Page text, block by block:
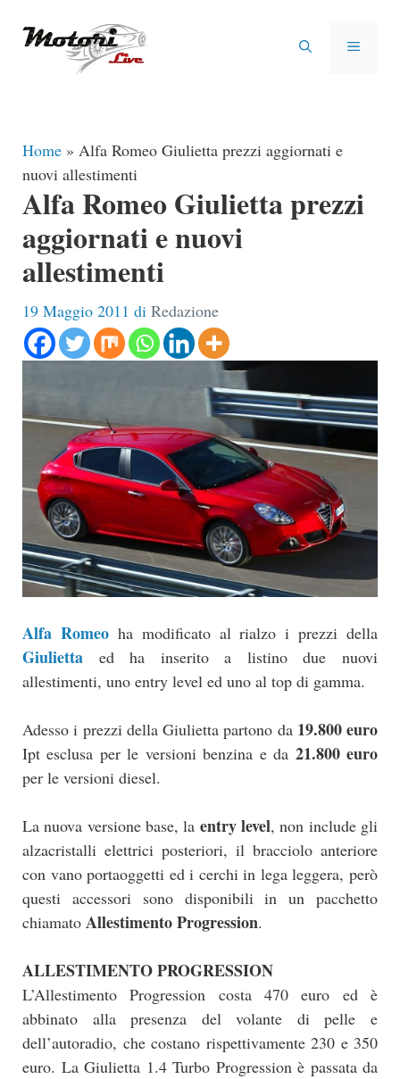
MENU
Home » Alfa Romeo Giulietta prezzi aggiornati e
nuovi allestimenti
Alfa Romeo Giulietta prezzi
aggiornati e nuovi
allestimenti
19 Maggio 2011 di Redazione
Alfa Romeoha modificato al rialzo i prezzi della
Giulietta ed ha inserito a listino due nuovi
allestimenti, uno entry level ed uno al top di gamma.
Adesso i prezzi della Giulietta partono da 19.800 euro
Ipt esclusa per le versioni benzina e da 21.800 euro
per le versioni diesel.
La nuova versione base, la entry level, non include gli
alzacristalli elettrici posteriori, il bracciolo anteriore
con vano portaoggetti ed i cerchi in lega leggera, però
questi accessori sono disponibili in un pacchetto
chiamato Allestimento Progression.
ALLESTIMENTO PROGRESSION
L’Allestimento Progression costa 470 euro ed è
abbinato alla presenza del volante di pelle e
dell’autoradio, che costano rispettivamente 230 e 350
euro. La Giulietta 1.4 Turbo Progression è passata da